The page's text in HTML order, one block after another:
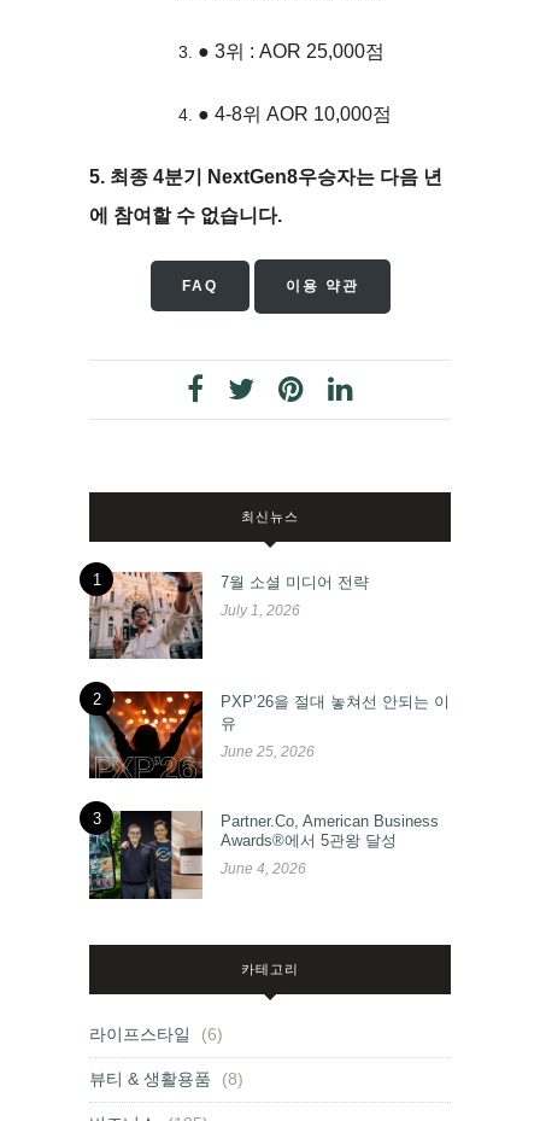
● 3위 : AOR 25,000점
● 4-8위 AOR 10,000점
5. 최종 4분기 NextGen8우승자는 다음 년
에 참여할 수 없습니다.
FAQ 이용 약관
최신뉴스
1 7월 소셜 미디어 전략
July 1, 2026
2
PXP’26을 절대 놓쳐선 안되는 이
유
June 25, 2026
3
Partner.Co, American Business
Awards®에서 5관왕 달성
June 4, 2026
카테고리
라이프스타일 (6)
뷰티 & 생활용품 (8)